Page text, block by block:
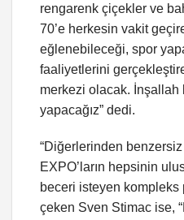
rengarenk çiçekler ve
70’e herkesin vakit
eğlenebileceği, spor
faaliyetlerini
merkezi olacak. İnşallah
yapacağız” dedi.
“Diğerlerinden
EXPO’ların hepsinin
beceri isteyen
çeken Sven Stimac ise,